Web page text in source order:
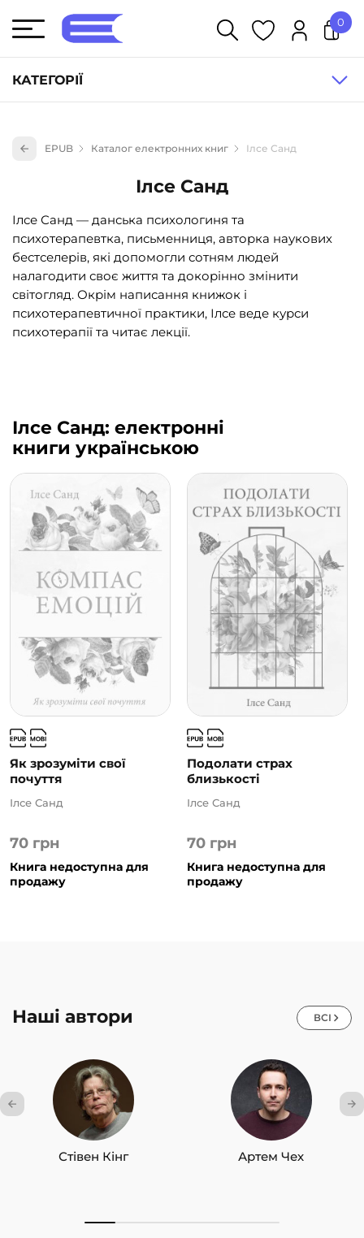
КАТЕГОРІЇ
Книги для дітей (836)
Книги для підлітків (240)
Науково-популярна література (1015)
Навчальна література та посібники (527)
Енциклопедії, довідники, словники (55)
Подарункові сертифікати (1)
0
EPUB Каталог електронних книг Ілсе Санд
Ілсе Санд
Ілсе Санд — данська психологиня та
психотерапевтка, письменниця, авторка наукових
бестселерів, які допомогли сотням людей
налагодити своє життя та докорінно змінити
світогляд. Окрім написання книжок і
психотерапевтичної практики, Ілсе веде курси
психотерапії та читає лекції.
Ілсе Санд: електронні
книги українською
Як зрозуміти свої
почуття
70 грн
Ілсе Санд
Книга недоступна для
продажу
Подолати страх
близькості
70 грн
Ілсе Санд
Книга недоступна для
продажу
Наші автори ВСІ
Стівен Кінг Артем Чех